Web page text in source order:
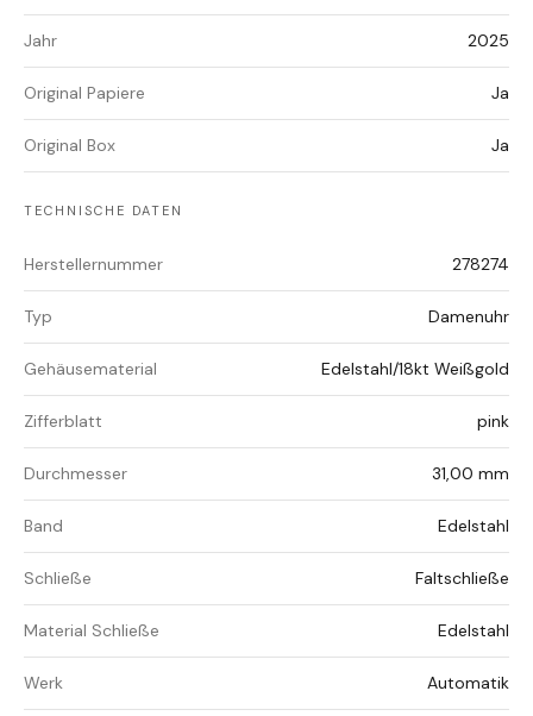
Jahr 2025
Original Papiere Ja
Original Box Ja
TECHNISCHE DATEN
Herstellernummer 278274
Typ Damenuhr
Gehäusematerial Edelstahl/18kt Weißgold
Zifferblatt pink
Durchmesser 31,00 mm
Band Edelstahl
Schließe Faltschließe
Material Schließe Edelstahl
Werk Automatik